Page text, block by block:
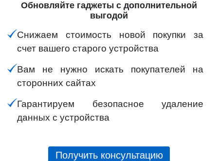
Обновляйте гаджеты с дополнительной
выгодой
Снижаем стоимость новой покупки за
счет вашего старого устройства
Вам не нужно искать покупателей на
сторонних сайтах
Гарантируем безопасное удаление
данных с устройства
Получить консультацию